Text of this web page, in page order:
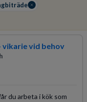
vikarie vid behov
du arbeta i kök som